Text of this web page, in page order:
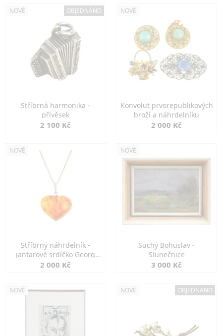
NOVÉ OBJEDNÁNO
Stříbrná harmonika -
přívěsek
2 100 Kč
NOVÉ
Konvolut prvorepublikových
broží a náhrdelníku
2 000 Kč
NOVÉ
Stříbrný náhrdelník -
jantarové srdíčko Georg
Kramer
2 000 Kč
NOVÉ
Suchý Bohuslav -
Slunečnice
3 000 Kč
NOVÉ NOVÉ OBJEDNÁNO